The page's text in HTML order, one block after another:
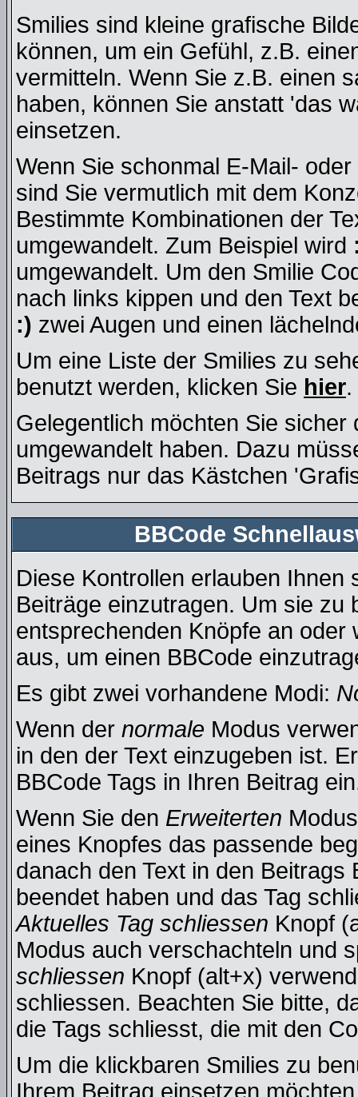
Smilies sind kleine grafische
können, um ein Gefühl, z.B.
vermitteln. Wenn Sie z.B. einen
haben, können Sie anstatt 'das
einsetzen.
Wenn Sie schonmal E-Mail-
sind Sie vermutlich mit dem
Bestimmte Kombinationen der
umgewandelt. Zum Beispiel wird
umgewandelt. Um den Smilie
nach links kippen und den Text
:) zwei Augen und einen
Um eine Liste der Smilies zu
benutzt werden, klicken Sie hier.
Gelegentlich möchten Sie sicher
umgewandelt haben. Dazu
Beitrags nur das Kästchen
BBCode
Diese Kontrollen erlauben Ihnen
Beiträge einzutragen. Um sie zu
entsprechenden Knöpfe an oder
aus, um einen BBCode
Es gibt zwei vorhandene Modi:
Wenn der normale Modus
in den der Text einzugeben ist.
BBCode Tags in Ihren Beitrag
Wenn Sie den Erweiterten
eines Knopfes das passende
danach den Text in den Beitrags
beendet haben und das Tag
Aktuelles Tag schliessen Knopf
Modus auch verschachteln und
schliessen Knopf (alt+x)
schliessen. Beachten Sie bitte,
die Tags schliesst, die mit den
Um die klickbaren Smilies zu
Ihrem Beitrag einsetzen